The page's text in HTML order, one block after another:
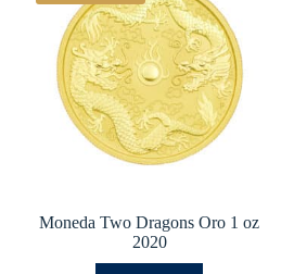
Moneda Two Dragons Oro 1 oz
2020